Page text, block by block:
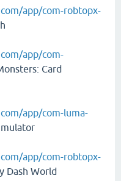
app/com-robtopx-
app/com-
Card
app/com-luma-
app/com-robtopx-
Dash World